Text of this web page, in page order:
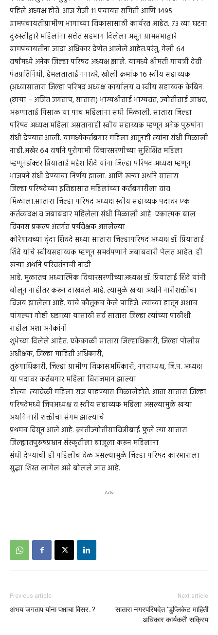
पहिले अध्यक्ष होते. आज रोजी ११ पंचायत समिती आणि १४९५
ग्रामपंचायतीग्रामीण भागांच्या विकासासाठी कार्यरत आहेत. ७३ व्या घटना
दुरुस्तीद्वारे महिलांना सत्तेत सहभाग दिलेला असून ग्रामसभाद्वारे
ग्रामपंचायतींना जादा अधिकार देणेत आलेले आहेत.परंतु, गेली ६४
वर्षांमध्ये अनेक जिल्हा परिषद अध्यक्ष झाले. यामध्ये श्रीमती गायत्री देवी
पंतप्रतिनिधी, हेमलताताई ननावरे, खोली क्रमांक १६ स्वीय सहाय्यक
(अध्यासातारा जिल्हा परिषद अध्यक्ष कार्यालय व स्वीय सहाय्यक केबिन.
(छाया – अजित जगताप, सातारा) भाग्यश्रीताई भाग्यवंत, ज्योतीताई जाधव,
अरुणाताई पिसाळ या पाच महिलांना संधी मिळाली. सातारा जिल्हा
परिषद अध्यक्ष महिला असतानाही स्वीय सहाय्यक म्हणून अनेक पुरुषांना
संधी देण्यात आली. यामध्येकर्तबगार महिला असूनही त्यांना संधी मिळाली
नाही.अखेर ६४ वर्षाने पुरोगामी विचारसरणीच्या सुशिक्षित महिला
म्हणूनडॉक्टर प्रियाताई महेश शिंदे यांना जिल्हा परिषद अध्यक्ष म्हणून
भाजपने संधी देण्याचा निर्णय झाला. आणि खऱ्या अर्थाने सातारा
जिल्हा परिषदेच्या इतिहासात महिलांच्या कर्तबगारीला वाव
मिळाला.सातारा जिल्हा परिषद अध्यक्ष स्वीय सहाय्यक पदावर एक
कर्तव्यदक्ष व जबाबदार महिलेला संधी मिळाली आहे. एकात्मक बाल
विकास प्रकल्प अंतर्गत पर्यवेक्षक असलेल्या
कोरेगावच्या वृंदा शिवदे सध्या सातारा जिल्हापरिषद अध्यक्ष डॉ. प्रियाताई
शिंदे यांचे स्वीयसहाय्यक म्हणून समर्थपणाने जबाबदारी पेलत आहेत. ही
खऱ्या अर्थाने परिवर्तनाची नांदी
आहे. मुळातच अध्यात्मिक विचारसरणीच्याअध्यक्ष डॉ. प्रियाताई शिंदे यांनी
बोलून नाहीतर करून दाखवले आहे. त्यामुळे खऱ्या अर्थाने नारीशक्तीचा
विजय झालेला आहे. याचे कौतुकच केले पाहिजे. त्यांच्या हातून अशाच
चांगल्या गोष्टी घडाव्या यासाठी सर्व सातारा जिल्हा त्यांच्या पाठीशी
राहील अशा अनेकांनी
शुभेच्छा दिलेले आहेत. एकेकाळी सातारा जिल्हाधिकारी, जिल्हा पोलीस
अधीक्षक, जिल्हा माहिती अधिकारी,
तुरुंगाधिकारी, जिल्हा ग्रामीण विकासअधिकारी, नगराध्यक्ष, जि.प. अध्यक्ष
या पदावर कर्तबगार महिला विराजमान झाल्या
होत्या. त्यावेळी महिला राज पाहण्यास मिळालेहोते. आता सातारा जिल्हा
परिषदेमध्ये जिपअध्यक्ष व स्वीय सहाय्यक महिला असल्यामुळे खऱ्या
अर्थाने नारी शक्तीचा संगम झाल्याचे
प्रथमच दिसून आले आहे. क्रांतीज्योतीसावित्रीबाई फुले त्या सातारा
जिल्ह्यातपुरुषप्रधान संस्कृतीला बाजूला करून महिलांना
संधी देण्याची ही पहिलीच वेळ असल्यामुळे जिल्हा परिषद कारभाराला
सुद्धा शिस्त लागेल असे बोलले जात आहे.
Adv
Previous article
अभय जगताप यांना पक्षाचा विसर..?
Next article
सातारा नगरपरिषदेत ‘डुप्लिकेट माहिती
अधिकार कार्यकर्ते’ सक्रिय